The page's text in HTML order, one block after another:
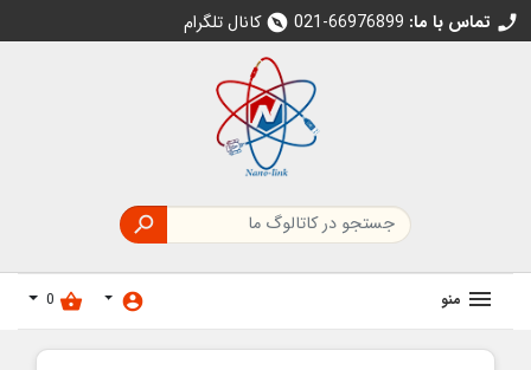
call تماس با ما: 021-66976899
explore کانال تلگرام

منو account_circle
shopping_basket
0